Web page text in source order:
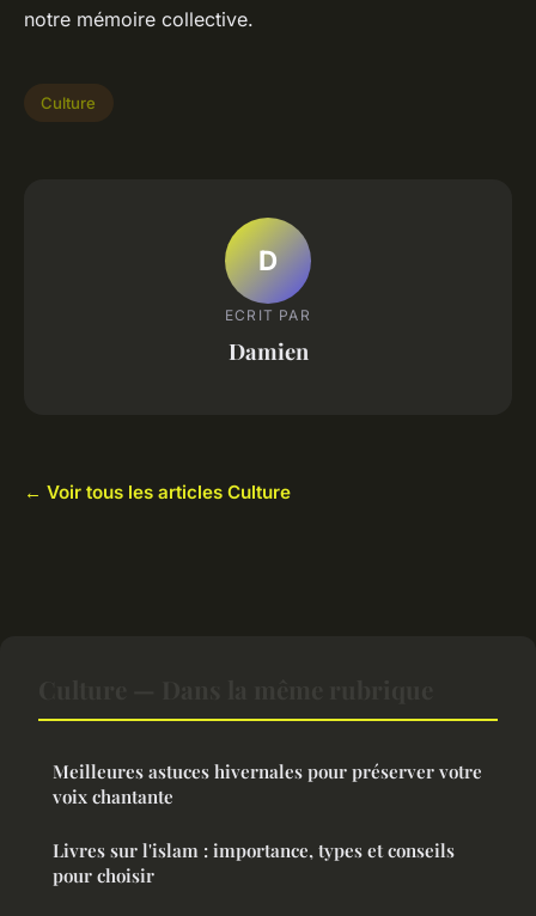
notre mémoire collective.
Culture
D
ECRIT PAR
Damien
← Voir tous les articles Culture
Meilleures astuces hivernales pour préserver votre
voix chantante
Livres sur l'islam : importance, types et conseils
pour choisir